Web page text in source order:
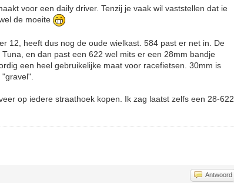
voor een daily driver. Tenzij je vaak wil vaststellen dat ie
de moeite
12, heeft dus nog de oude wielkast. 584 past er net in. De
en dan past een 622 wel mits er een 28mm bandje
een heel gebruikelijke maat voor racefietsen. 30mm is
op iedere straathoek kopen. Ik zag laatst zelfs een 28-622
Antwoord